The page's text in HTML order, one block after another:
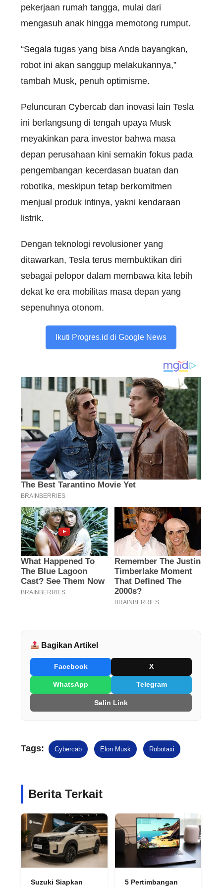
pekerjaan rumah tangga, mulai dari
mengasuh anak hingga memotong rumput.
“Segala tugas yang bisa Anda bayangkan,
robot ini akan sanggup melakukannya,”
tambah Musk, penuh optimisme.
Peluncuran Cybercab dan inovasi lain Tesla
ini berlangsung di tengah upaya Musk
meyakinkan para investor bahwa masa
depan perusahaan kini semakin fokus pada
pengembangan kecerdasan buatan dan
robotika, meskipun tetap berkomitmen
menjual produk intinya, yakni kendaraan
listrik.
Dengan teknologi revolusioner yang
ditawarkan, Tesla terus membuktikan diri
sebagai pelopor dalam membawa kita lebih
dekat ke era mobilitas masa depan yang
sepenuhnya otonom.
Ikuti Progres.id di Google News
Bagikan Artikel
Facebook X
WhatsApp Telegram
Salin Link
Tags: Cybercab Elon Musk Robotaxi
Berita Terkait
Suzuki Siapkan
5 Pertimbangan